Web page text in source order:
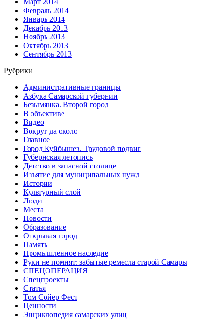
Февраль 2014
Январь 2014
Декабрь 2013
Ноябрь 2013
Октябрь 2013
Сентябрь 2013
Рубрики
Административные границы
Азбука Самарской губернии
Безымянка. Второй город
В объективе
Видео
Вокруг да около
Главное
Город Куйбышев. Трудовой подвиг
Губернская летопись
Детство в запасной столице
Изъятие для муниципальных нужд
Истории
Культурный слой
Люди
Места
Новости
Образование
Открывая город
Память
Промышленное наследие
Руки не помнят: забытые ремесла старой Самары
СПЕЦОПЕРАЦИЯ
Спецпроекты
Статья
Том Сойер Фест
Ценности
Энциклопедия самарских улиц